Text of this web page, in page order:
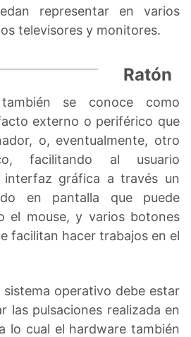
representar en varios
televisores y monitores.
Ratón
se conoce como
externo o periférico que
o, eventualmente, otro
facilitando al usuario
gráfica a través un
en pantalla que puede
el mouse, y varios botones
facilitan hacer trabajos en el
sistema operativo debe estar
las pulsaciones realizada en
lo cual el hardware también